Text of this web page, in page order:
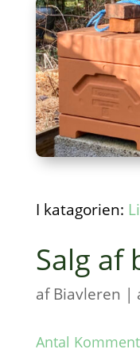
I katagorien:
Salg af
af Biavleren |
Antal